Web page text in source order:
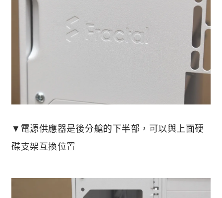
▼電源供應器是後分艙的下半部，可以與上面硬
碟支架互換位置